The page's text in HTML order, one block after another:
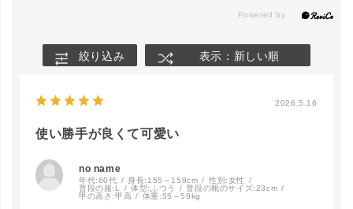
絞り込み 表示：新しい順
2026.5.16
使い勝手が良くて可愛い
no name
年代:60代 身長: 155～159cm 性別:女性
普段の服: L 体型:ふつう 普段の靴のサイズ:23cm
甲の高さ:甲高 体重:55～59kg